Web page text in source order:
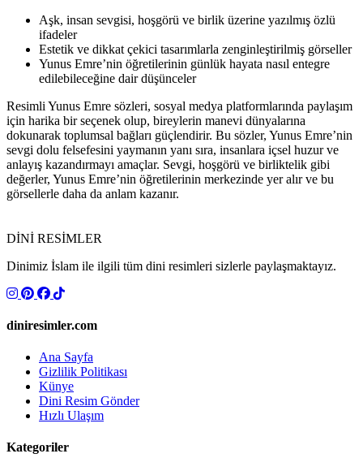
Aşk, insan sevgisi, hoşgörü ve birlik üzerine yazılmış özlü
ifadeler
Estetik ve dikkat çekici tasarımlarla zenginleştirilmiş görseller
Yunus Emre’nin öğretilerinin günlük hayata nasıl entegre
edilebileceğine dair düşünceler
Resimli Yunus Emre sözleri, sosyal medya platformlarında paylaşım
için harika bir seçenek olup, bireylerin manevi dünyalarına
dokunarak toplumsal bağları güçlendirir. Bu sözler, Yunus Emre’nin
sevgi dolu felsefesini yaymanın yanı sıra, insanlara içsel huzur ve
anlayış kazandırmayı amaçlar. Sevgi, hoşgörü ve birliktelik gibi
değerler, Yunus Emre’nin öğretilerinin merkezinde yer alır ve bu
görsellerle daha da anlam kazanır.
DİNİ RESİMLER
Dinimiz İslam ile ilgili tüm dini resimleri sizlerle paylaşmaktayız.
diniresimler.com
Ana Sayfa
Gizlilik Politikası
Künye
Dini Resim Gönder
Hızlı Ulaşım
Kategoriler